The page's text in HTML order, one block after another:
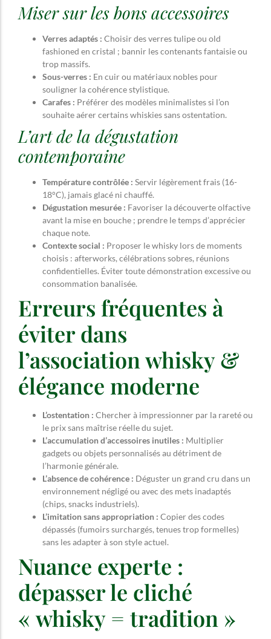
Miser sur les bons accessoires
Verres adaptés : Choisir des verres tulipe ou old
fashioned en cristal ; bannir les contenants fantaisie ou
trop massifs.
Sous-verres : En cuir ou matériaux nobles pour
souligner la cohérence stylistique.
Carafes : Préférer des modèles minimalistes si l’on
souhaite aérer certains whiskies sans ostentation.
L’art de la dégustation
contemporaine
Température contrôlée : Servir légèrement frais (16-
18°C), jamais glacé ni chauffé.
Dégustation mesurée : Favoriser la découverte olfactive
avant la mise en bouche ; prendre le temps d’apprécier
chaque note.
Contexte social : Proposer le whisky lors de moments
choisis : afterworks, célébrations sobres, réunions
confidentielles. Éviter toute démonstration excessive ou
consommation banalisée.
Erreurs fréquentes à
éviter dans
l’association whisky &
élégance moderne
L’ostentation : Chercher à impressionner par la rareté ou
le prix sans maîtrise réelle du sujet.
L’accumulation d’accessoires inutiles : Multiplier
gadgets ou objets personnalisés au détriment de
l’harmonie générale.
L’absence de cohérence : Déguster un grand cru dans un
environnement négligé ou avec des mets inadaptés
(chips, snacks industriels).
L’imitation sans appropriation : Copier des codes
dépassés (fumoirs surchargés, tenues trop formelles)
sans les adapter à son style actuel.
Nuance experte :
dépasser le cliché
« whisky = tradition »